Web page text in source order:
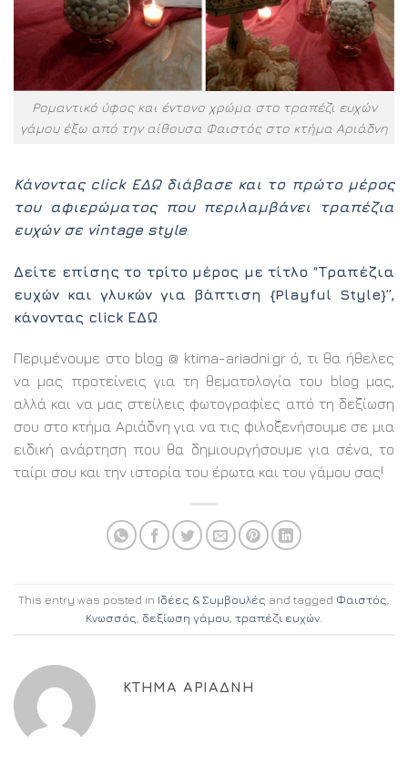
Ρομαντικό ύφος και έντονο χρώμα στο τραπέζι ευχών
γάμου έξω από την αίθουσα Φαιστός στο κτήμα Αριάδνη
Κάνοντας click ΕΔΩ διάβασε και το πρώτο μέρος
του αφιερώματος που περιλαμβάνει τραπέζια
ευχών σε vintage style.
Δείτε επίσης το τρίτο μέρος με τίτλο “Τραπέζια
ευχών και γλυκών για βάπτιση {Playful Style}”,
κάνοντας click ΕΔΩ
Περιμένουμε στο blog @ ktima-ariadni.gr ό, τι θα ήθελες
να μας προτείνεις για τη θεματολογία του blog μας,
αλλά και να μας στείλεις φωτογραφίες από τη δεξίωση
σου στο κτήμα Αριάδνη για να τις φιλοξενήσουμε σε μια
ειδική ανάρτηση που θα δημιουργήσουμε για σένα, το
ταίρι σου και την ιστορία του έρωτα και του γάμου σας!
This entry was posted in Ιδέες & Συμβουλές and tagged Φαιστός
Κνωσσός δεξίωση γάμου τραπέζι ευχών
ΚΤΉΜΑ ΑΡΙΆΔΝΗ